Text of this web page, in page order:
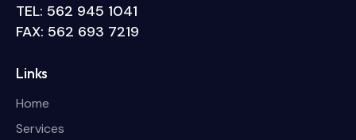
TEL: 562 945 1041
FAX: 562 693 7219
Links
Home
Services